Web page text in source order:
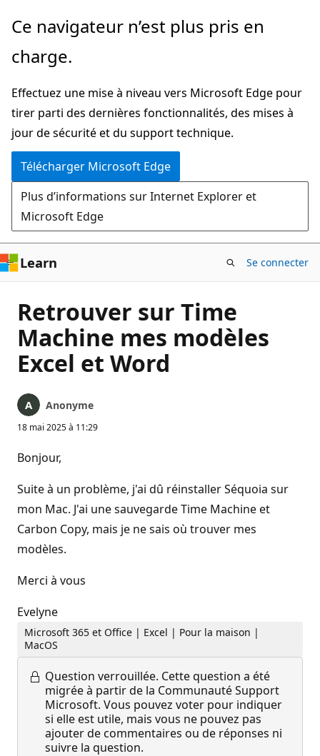
Passer
directement
au
principal
Ce navigateur n’est plus pris en
charge.
Effectuez une mise à niveau vers Microsoft Edge pour
tirer parti des dernières fonctionnalités, des mises à
jour de sécurité et du support technique.
Télécharger Microsoft Edge
Plus d’informations sur Internet Explorer et
Microsoft Edge
Learn Se connecter
Retrouver sur Time
Machine mes modèles
Excel et Word
Anonyme
18 mai 2025 à 11:29
Bonjour,
Suite à un problème, j'ai dû réinstaller Séquoia sur
mon Mac. J'ai une sauvegarde Time Machine et
Carbon Copy, mais je ne sais où trouver mes
modèles.
Merci à vous
Evelyne
Microsoft 365 et Office | Excel | Pour la maison |
MacOS
Question verrouillée. Cette question a été
migrée à partir de la Communauté Support
Microsoft. Vous pouvez voter pour indiquer
si elle est utile, mais vous ne pouvez pas
ajouter de commentaires ou de réponses ni
suivre la question.